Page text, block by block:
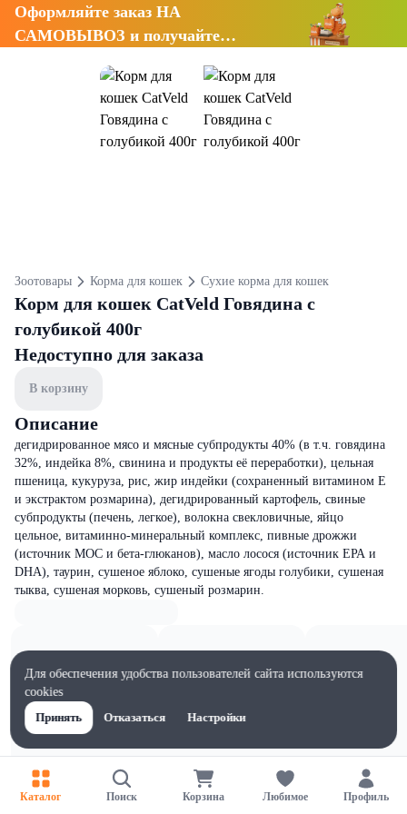
Оформляйте заказ НА
САМОВЫВОЗ и получайте
Зоотовары Корма для кошек Сухие корма для кошек
Корм для кошек CatVeld Говядина с
голубикой 400г
Недоступно для заказа
В корзину
Описание
дегидрированное мясо и мясные субпродукты 40% (в т.ч. говядина
32%, индейка 8%, свинина и продукты её переработки), цельная
пшеница, кукуруза, рис, жир индейки (сохраненный витамином Е
и экстрактом розмарина), дегидрированный картофель, свиные
субпродукты (печень, легкое), волокна свекловичные, яйцо
цельное, витаминно-минеральный комплекс, пивные дрожжи
(источник МОС и бета-глюканов), масло лосося (источник ЕРА и
DHA), таурин, сушеное яблоко, сушеные ягоды голубики, сушеная
тыква, сушеная морковь, сушеный розмарин.
Каталог Поиск Корзина Любимое Профиль
Для обеспечения удобства пользователей сайта используются
cookies
Принять
Отказаться Настройки